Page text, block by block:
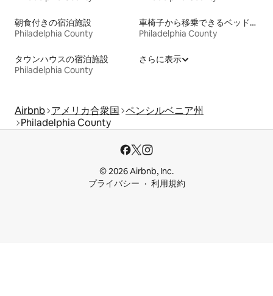
朝食付きの宿泊施設
Philadelphia County
車椅子から移乗できるベッドがある宿泊施設
Philadelphia County
タウンハウスの宿泊施設
Philadelphia County
さらに表示
Airbnb アメリカ合衆国 ペンシルベニア州
Philadelphia County
© 2026 Airbnb, Inc.
プライバシー
利用規約